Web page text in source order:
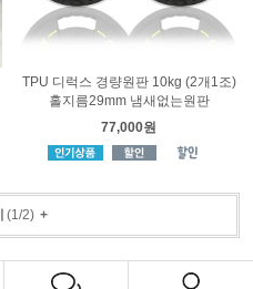
TPU 디럭스 경량원판 10kg (2개1조)
홀지름29mm 냄새없는원판
77,000원
(1/2)+